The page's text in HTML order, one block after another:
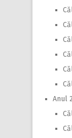
Anul